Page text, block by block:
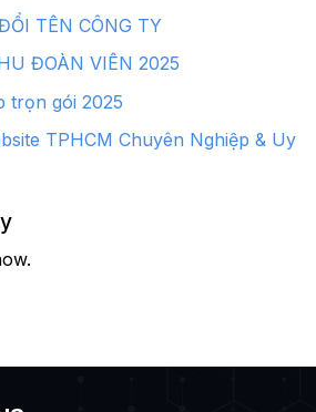
TÊN CÔNG TY
ĐOÀN VIÊN 2025
trọn gói 2025
TPHCM Chuyên Nghiệp & Uy